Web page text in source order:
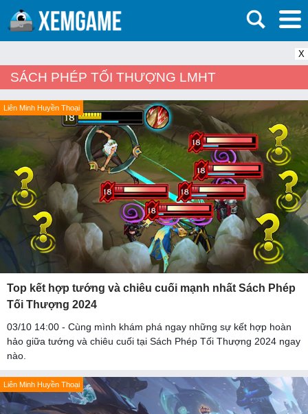
X
SÁCH PHÉP TỐI THƯỢNG LMHT
Liên Minh Huyền Thoại
Top kết hợp tướng và chiêu cuối mạnh nhất Sách Phép
Tối Thượng 2024
03/10 14:00 - Cùng mình khám phá ngay những sự kết hợp hoàn
hảo giữa tướng và chiêu cuối tại Sách Phép Tối Thượng 2024 ngay
nào.
Liên Minh Huyền Thoại